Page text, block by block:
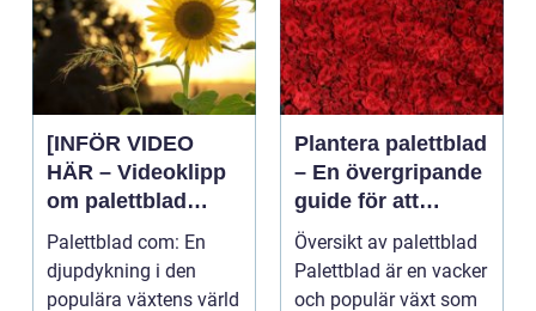
[INFÖR VIDEO
HÄR – Videoklipp
om palettblad
com]
Palettblad com: En
djupdykning i den
populära växtens värld
Plantera palettblad
– En övergripande
guide för att
lyckas med denna
populära växt
Översikt av palettblad
Palettblad är en vacker
och populär växt som